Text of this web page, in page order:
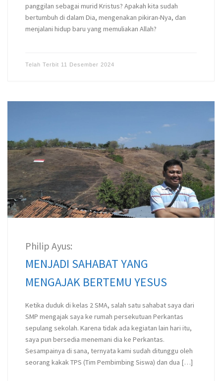
panggilan sebagai murid Kristus? Apakah kita sudah
bertumbuh di dalam Dia, mengenakan pikiran-Nya, dan
menjalani hidup baru yang memuliakan Allah?
Telah Terbit 11 Desember 2024
Philip Ayus:
MENJADI SAHABAT YANG
MENGAJAK BERTEMU YESUS
Ketika duduk di kelas 2 SMA, salah satu sahabat saya dari
SMP mengajak saya ke rumah persekutuan Perkantas
sepulang sekolah. Karena tidak ada kegiatan lain hari itu,
saya pun bersedia menemani dia ke Perkantas.
Sesampainya di sana, ternyata kami sudah ditunggu oleh
seorang kakak TPS (Tim Pembimbing Siswa) dan dua […]